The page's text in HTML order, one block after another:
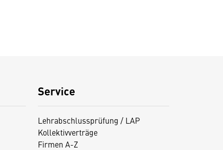
Service
Lehrabschlussprüfung / LAP
Kollektivverträge
Firmen A-Z